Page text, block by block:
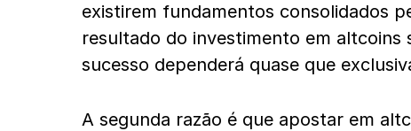
existirem fundamentos consolidados
resultado do investimento em altcoins
sucesso dependerá quase que
A segunda razão é que apostar em